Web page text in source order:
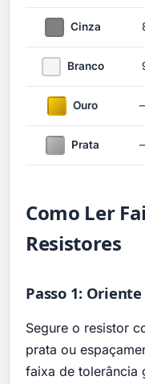
Cinza
Branco
Ouro
Prata
Como Ler
Resistores
Passo 1:
Segure o resistor
prata ou
faixa de tolerância